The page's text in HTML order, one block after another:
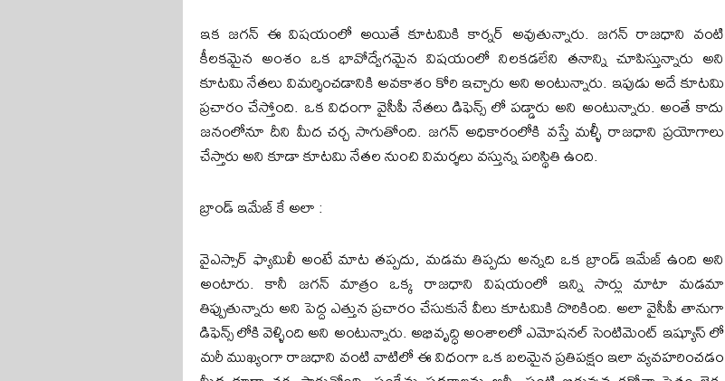
ఇక జగన్ ఈ విషయంలో అయితే కూటమికి కార్నర్ అవుతున్నారు. జగన్ రాజధాని వంటి
కీలకమైన అంశం ఒక భావోద్వేగమైన విషయంలో నిలకడలేని తనాన్ని చూపిస్తున్నారు అని
కూటమి నేతలు విమర్శించడానికి అవకాశం కోరి ఇచ్చారు అని అంటున్నారు. ఇపుడు అదే కూటమి
ప్రచారం చేస్తోంది. ఒక విధంగా వైసీపీ నేతలు డిఫెన్స్ లో పడ్డారు అని అంటున్నారు. అంతే కాదు
జనంలోనూ దీని మీద చర్చ సాగుతోంది. జగన్ అధికారంలోకి వస్తే మళ్ళీ రాజధాని ప్రయోగాలు
చేస్తారు అని కూడా కూటమి నేతల నుంచి విమర్శలు వస్తున్న పరిస్థితి ఉంది.
బ్రాండ్ ఇమేజ్ కే అలా :
వైఎస్సార్ ఫ్యామిలీ అంటే మాట తప్పదు, మడమ తిప్పదు అన్నది ఒక బ్రాండ్ ఇమేజ్ ఉంది అని
అంటారు. కానీ జగన్ మాత్రం ఒక్క రాజధాని విషయంలో ఇన్ని సార్లు మాటా మడమా
తిప్పుతున్నారు అని పెద్ద ఎత్తున ప్రచారం చేసుకునే వీలు కూటమికి దొరికింది. అలా వైసీపీ తానుగా
డిఫెన్స్ లోకి వెళ్ళింది అని అంటున్నారు. అభివృద్ధి అంశాలలో ఎమోషనల్ సెంటిమెంట్ ఇష్యూస్ లో
మరీ ముఖ్యంగా రాజధాని వంటి వాటిలో ఈ విధంగా ఒక బలమైన ప్రతిపక్షం ఇలా వ్యవహరించడం